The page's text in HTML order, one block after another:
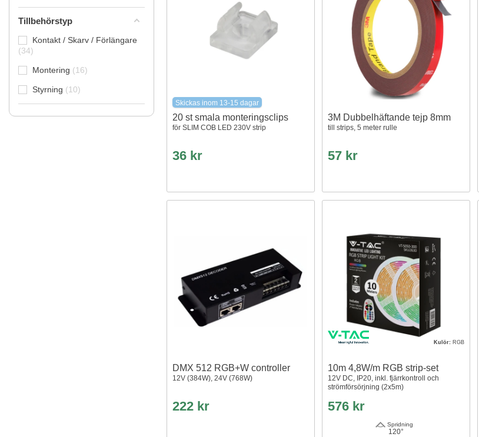
Skickas inom 13-15 dagar
20 st smala monteringsclips
för SLIM COB LED 230V strip
36 kr
3M Dubbelhäftande tejp 8mm
till strips, 5 meter rulle
57 kr
DMX 512 RGB+W controller
12V (384W), 24V (768W)
222 kr
Kulör:RGB
10m 4,8W/m RGB strip-set
12V DC, IP20, inkl. fjärrkontroll och
strömförsörjning (2x5m)
576 kr
Spridning
120°
Tillbehörstyp
Kontakt / Skarv / Förlängare
34
Montering 16
Styrning 10